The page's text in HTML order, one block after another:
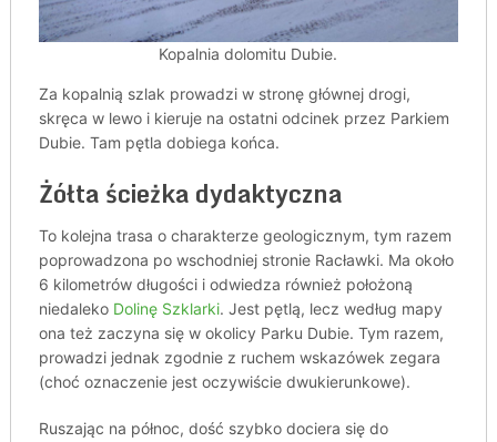
Kopalnia dolomitu Dubie.
Za kopalnią szlak prowadzi w stronę głównej drogi,
skręca w lewo i kieruje na ostatni odcinek przez Parkiem
Dubie. Tam pętla dobiega końca.
Żółta ścieżka dydaktyczna
To kolejna trasa o charakterze geologicznym, tym razem
poprowadzona po wschodniej stronie Racławki. Ma około
6 kilometrów długości i odwiedza również położoną
niedaleko Dolinę Szklarki. Jest pętlą, lecz według mapy
ona też zaczyna się w okolicy Parku Dubie. Tym razem,
prowadzi jednak zgodnie z ruchem wskazówek zegara
(choć oznaczenie jest oczywiście dwukierunkowe).
Ruszając na północ, dość szybko dociera się do